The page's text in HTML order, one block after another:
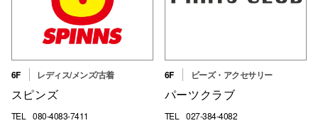
6F レディス/メンズ/古着
スピンズ
TEL 080-4083-7411
6F ビーズ・アクセサリー
パーツクラブ
TEL 027-384-4082